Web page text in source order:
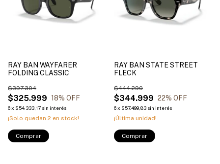
RAY BAN WAYFARER
FOLDING CLASSIC
$325.999
$397.304
18% OFF
6x $54.333,17 sin interés
¡Solo quedan 2 en stock!
Comprar
RAY BAN STATE STREET
FLECK
$344.999
$444.290
22% OFF
6x $57.499,83 sin interés
¡Última unidad!
Comprar